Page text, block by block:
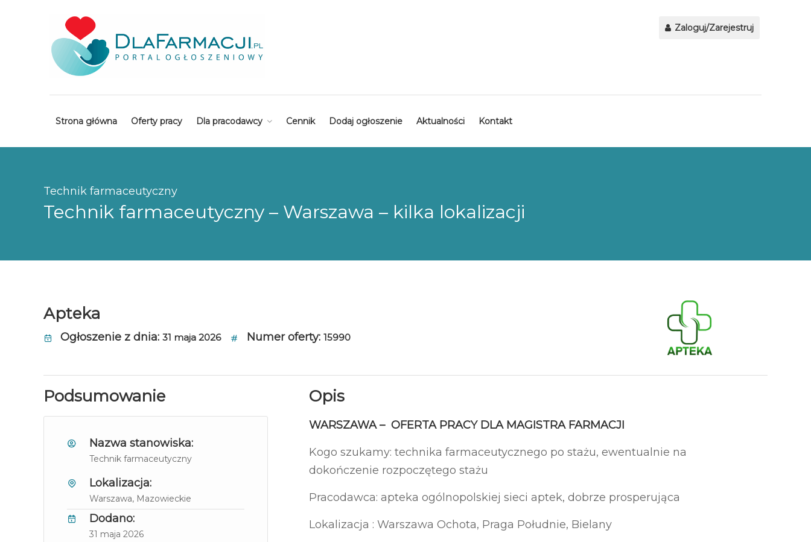
Strona główna Oferty pracy Dla pracodawcy Cennik Dodaj ogłoszenie Aktualności Kontakt
Zaloguj/Zarejestruj
Technik farmaceutyczny
Technik farmaceutyczny – Warszawa – kilka lokalizacji
Apteka
Ogłoszenie z dnia: 31 maja 2026 Numer oferty: 15990
Podsumowanie
Nazwa stanowiska:
Technik farmaceutyczny
Lokalizacja:
Warszawa, Mazowieckie
Dodano:
31 maja 2026
Opis
WARSZAWA – OFERTA PRACY DLA MAGISTRA FARMACJI
Kogo szukamy: technika farmaceutycznego po stażu, ewentualnie na
dokończenie rozpoczętego stażu
Pracodawca: apteka ogólnopolskiej sieci aptek, dobrze prosperująca
Lokalizacja : Warszawa Ochota, Praga Południe, Bielany